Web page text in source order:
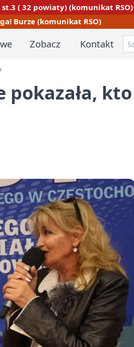
st.3 ( 32 powiaty) (komunikat RSO)
Burze (komunikat RSO)
Zobacz Kontakt
pokazała, kto